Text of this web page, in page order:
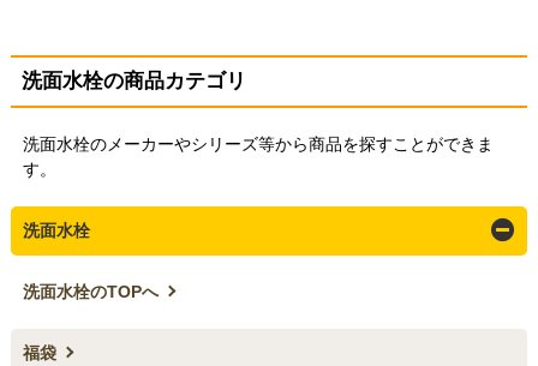
洗面水栓の商品カテゴリ
洗面水栓のメーカーやシリーズ等から商品を探すことができま
す。
洗面水栓
洗面水栓のTOPへ
福袋